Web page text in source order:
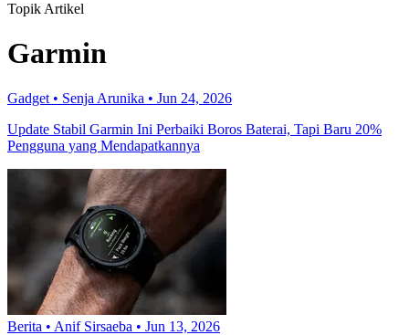
Topik Artikel
Garmin
Gadget • Senja Arunika • Jun 24, 2026
Update Stabil Garmin Ini Perbaiki Boros Baterai, Tapi Baru 20%
Pengguna yang Mendapatkannya
Berita • Anif Sirsaeba • Jun 13, 2026